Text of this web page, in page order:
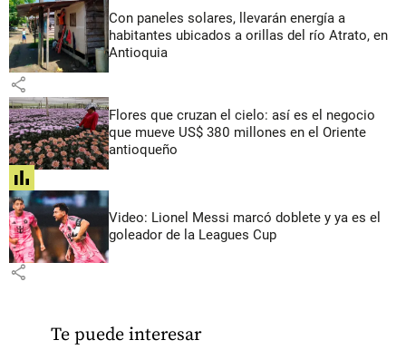
Con paneles solares, llevarán energía a
habitantes ubicados a orillas del río Atrato, en
Antioquia
share
Flores que cruzan el cielo: así es el negocio
que mueve US$ 380 millones en el Oriente
antioqueño
share
Video: Lionel Messi marcó doblete y ya es el
goleador de la Leagues Cup
share
Te puede interesar